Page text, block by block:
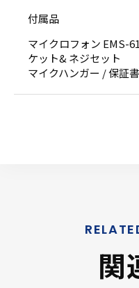
付属品
マイクロフォン EMS-
ケット& ネジセット
マイクハンガー / 保証
関